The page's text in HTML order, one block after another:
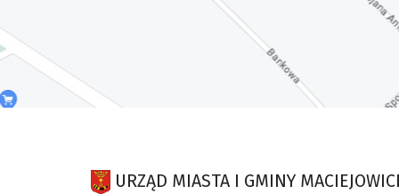
URZĄD MIASTA I GMINY